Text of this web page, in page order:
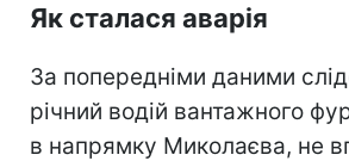
Як сталася аварія
За попередніми даними
річний водій вантажного
в напрямку Миколаєва, не